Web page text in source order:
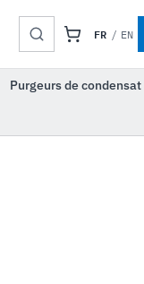
FR / EN
Purgeurs de condensat